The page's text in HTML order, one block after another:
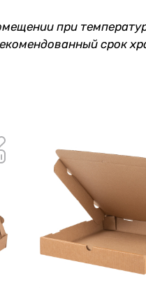
при
срок